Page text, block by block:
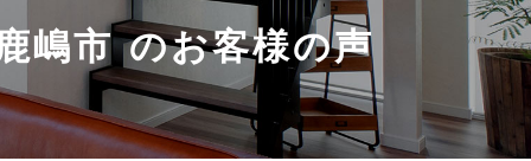
嶋市のお客様の声